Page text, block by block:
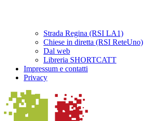
Strada Regina (RSI LA1)
Chiese in diretta (RSI ReteUno)
Dal web
Libreria SHORTCATT
Impressum e contatti
Privacy